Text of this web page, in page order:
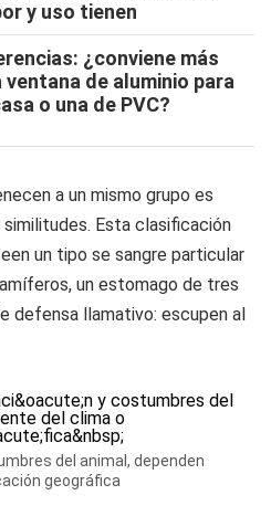
y uso tienen
¿conviene más
ventana de aluminio para
o una de PVC?
a un mismo grupo es
Esta clasificación
un tipo se sangre particular
un estomago de tres
defensa llamativo: escupen al
del animal, dependen
geográfica